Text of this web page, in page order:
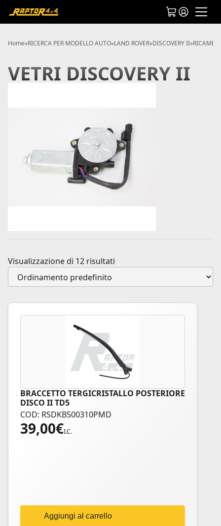
Home»RICERCA PER MODELLO AUTO»LAND ROVER»DISCOVERY II»RICAMBI
VETRI DISCOVERY II
Visualizzazione di 12 risultati
BRACCETTO TERGICRISTALLO POSTERIORE
DISCO II TD5
COD: RSDKB500310PMD
39,00€I.C.
Aggiungi al carrello